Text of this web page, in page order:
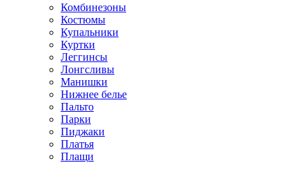
Комбинезоны
Костюмы
Купальники
Куртки
Леггинсы
Лонгсливы
Манишки
Нижнее белье
Пальто
Парки
Пиджаки
Платья
Плащи